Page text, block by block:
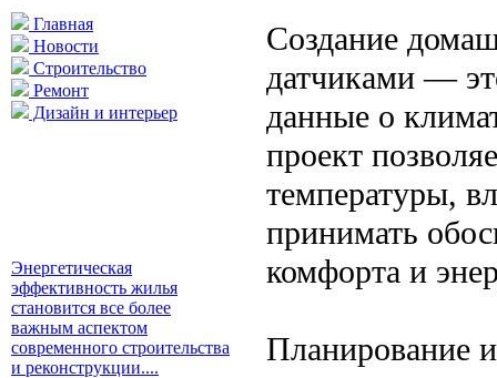
Главная
Новости
Строительство
Ремонт
Дизайн и интерьер
Энергетическая
эффективность жилья
становится все более
важным аспектом
современного строительства
и реконструкции....
Создание
датчиками —
данные о
проект
температуры,
принимать
комфорта и
Планирование